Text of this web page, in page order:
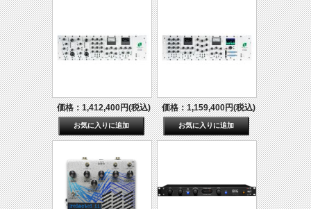
価格：1,412,400円(税込) 価格：1,159,400円(税込)